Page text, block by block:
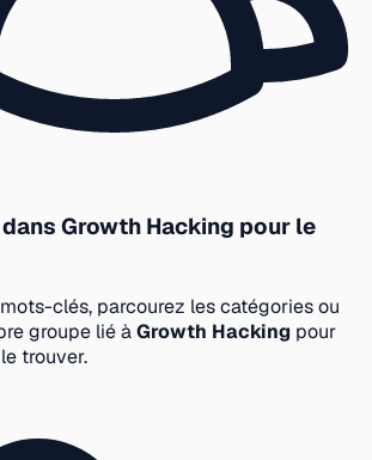
Growth Hacking pour le
clés, parcourez les catégories ou
groupe lié àGrowth Hacking pour
trouver.